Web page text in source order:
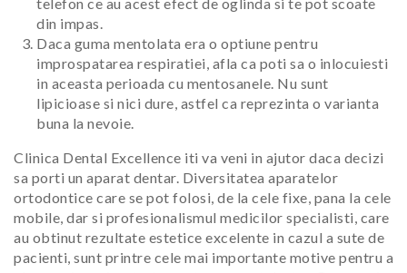
din impas.
Daca guma mentolata era o optiune pentru
improspatarea respiratiei, afla ca poti sa o inlocuiesti
in aceasta perioada cu mentosanele. Nu sunt
lipicioase si nici dure, astfel ca reprezinta o varianta
buna la nevoie.
Clinica Dental Excellence iti va veni in ajutor daca decizi
sa porti un aparat dentar. Diversitatea aparatelor
ortodontice care se pot folosi, de la cele fixe, pana la cele
mobile, dar si profesionalismul medicilor specialisti, care
au obtinut rezultate estetice excelente in cazul a sute de
pacienti, sunt printre cele mai importante motive pentru a